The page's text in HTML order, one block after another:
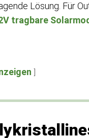
Lösung. Für
tragbare